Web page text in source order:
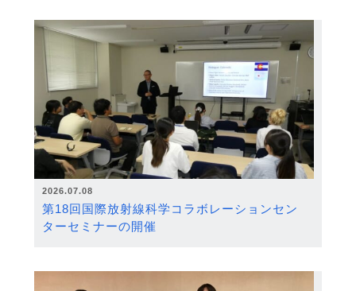
2026.07.08
第18回国際放射線科学コラボレーションセン
ターセミナーの開催